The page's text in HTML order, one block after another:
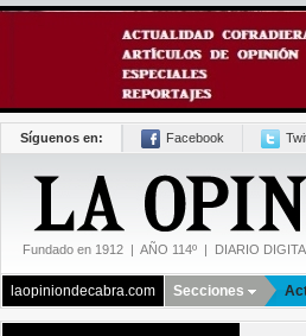
Síguenos en: Facebook
Fundado en 1912 | AÑO 114º | DIARIO
laopiniondecabra.com Secciones